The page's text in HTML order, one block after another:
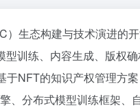
生态构建与技术演进
训练、内容生成、版权
NFT的知识产权管理方
、分布式模型训练框架